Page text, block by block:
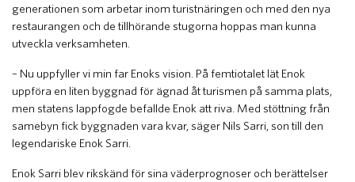
generationen som arbetar inom turistnäringen och med den nya
restaurangen och de tillhörande stugorna hoppas man kunna
utveckla verksamheten.
– Nu uppfyller vi min far Enoks vision. På femtiotalet lät Enok
uppföra en liten byggnad för ägnad åt turismen på samma plats,
men statens lappfogde befallde Enok att riva. Med stöttning från
samebyn fick byggnaden vara kvar, säger Nils Sarri, son till den
legendariske Enok Sarri.
Enok Sarri blev rikskänd för sina väderprognoser och berättelser